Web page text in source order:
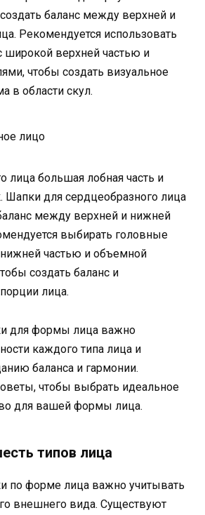
баланс между верхней и
Рекомендуется использовать
широкой верхней частью и
чтобы создать визуальное
в области скул.
лицо
лица большая лобная часть и
Шапки для сердцеобразного лица
между верхней и нижней
выбирать головные
частью и объемной
создать баланс и
лица.
для формы лица важно
каждого типа лица и
баланса и гармонии.
чтобы выбрать идеальное
для вашей формы лица.
типов лица
по форме лица важно учитывать
внешнего вида. Существуют